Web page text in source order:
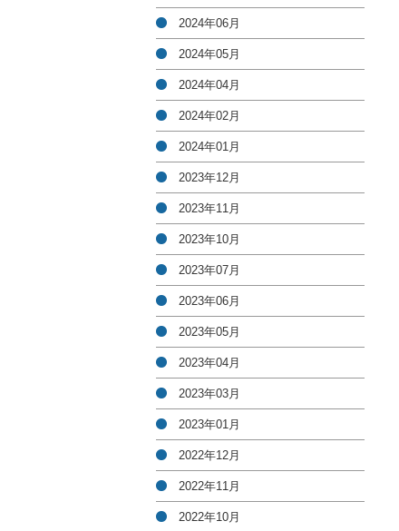
2024年06月
2024年05月
2024年04月
2024年02月
2024年01月
2023年12月
2023年11月
2023年10月
2023年07月
2023年06月
2023年05月
2023年04月
2023年03月
2023年01月
2022年12月
2022年11月
2022年10月